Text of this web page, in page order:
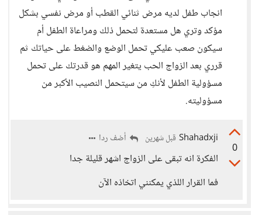
انجاب طفل لديه مرض ثنائي القطب أو مرض نفسي بشكل
مؤكد وتري هل مستعدة لتحمل ذلك ومراعاة الطفل أم
سيكون صعب عليكي تحمل الوضع والضغط على حياتك ثم
قرري بعد الزواج الحب يتغير المهم هو قدرتك على تحمل
مسؤولية الطفل لأنكِ من سيتحمل النصيب الأكبر من
مسؤوليته.
0
Shahadxji قبل شهرين أضف ردا
الفكرة انه تبقى على الزواج اشهر قليلة جدا
فما القرار اللذي يمكنني اتخاذه الآن